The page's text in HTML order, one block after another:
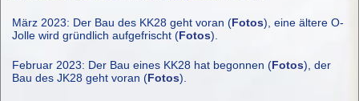
März 2023: Der Bau des KK28 geht voran (Fotos), eine ältere O-
Jolle wird gründlich aufgefrischt (Fotos).
Februar 2023: Der Bau eines KK28 hat begonnen (Fotos), der
Bau des JK28 geht voran (Fotos).